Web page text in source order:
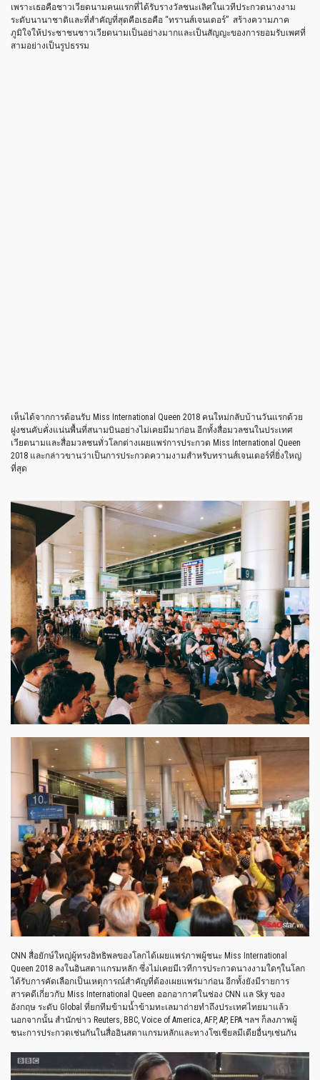
เพราะเธอคือชาวเวียดนามคนแรกที่ได้รับรางวัลชนะเลิศในเวทีประกวดนางงาม
ระดับนานาชาติและที่สำคัญที่สุดคือเธอคือ “ทรานส์เจนเดอร์” สร้างความภาค
ภูมิใจให้ประชาชนชาวเวียดนามเป็นอย่างมากและเป็นสัญญะของการยอมรับเพศที่
สามอย่างเป็นรูปธรรม
เห็นได้จากการต้อนรับ Miss International Queen 2018 คนใหม่กลับบ้านวันแรกด้วย
ฝูงชนคับคั่งแน่นพื้นที่สนามบินอย่างไม่เคยมีมาก่อน อีกทั้งสื่อมวลชนในประเทศ
เวียดนามและสื่อมวลชนทั่วโลกต่างเผยแพร่การประกวด Miss International Queen
2018 และกล่าวขานว่าเป็นการประกวดความงามสำหรับทรานส์เจนเดอร์ที่ยิ่งใหญ่
ที่สุด
CNN สื่อยักษ์ใหญ่ผู้ทรงอิทธิพลของโลกได้เผยแพร่ภาพผู้ชนะ Miss International
Queen 2018 ลงในอินสตาแกรมหลัก ซึ่งไม่เคยมีเวทีการประกวดนางงามใดๆในโลก
ได้รับการคัดเลือกเป็นเหตุการณ์สำคัญที่ต้องเผยแพร่มาก่อน อีกทั้งยังมีรายการ
สารคดีเกี่ยวกับ Miss International Queen ออกอากาศในช่อง CNN แล Sky ของ
อังกฤษ ระดับ Global ที่ยกทีมข้ามน้ำข้ามทะเลมาถ่ายทำถึงประเทศไทยมาแล้ว
นอกจากนั้น สำนักข่าว Reuters, BBC, Voice of America, AFP, AP, EPA ฯลฯ ก็ลงภาพผู้
ชนะการประกวดเช่นกันในสื่ออินสตาแกรมหลักและทางโซเชียลมีเดียอื่นๆเช่นกัน